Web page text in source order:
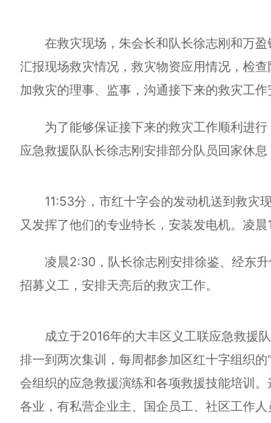
在救灾现场，朱会长和队长徐志刚和万盈
汇报现场救灾情况，救灾物资应用情况，检
加救灾的理事、监事，沟通接下来的救灾工作
为了能够保证接下来的救灾工作顺利进行
应急救援队队长徐志刚安排部分队员回家休
11:53分，市红十字会的发动机送到救灾
又发挥了他们的专业特长，安装发电机。凌晨
凌晨2:30，队长徐志刚安排徐鉴、经东升
招募义工，安排天亮后的救灾工作。
成立于2016年的大丰区义工联应急救援队
排一到两次集训，每周都参加区红十字组织
会组织的应急救援演练和各项救援技能培训
各业，有私营企业主、国企员工、社区工作